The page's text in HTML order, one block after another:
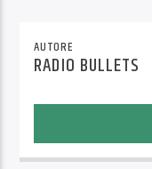
AUTORE
RADIO BULLETS